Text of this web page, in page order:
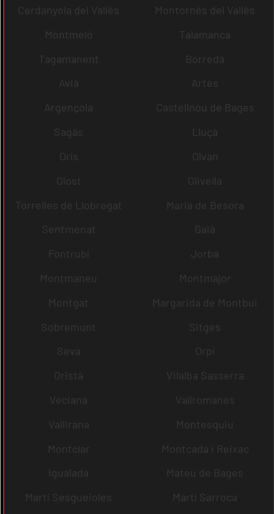
Cerdanyola del Vallès
Montornès del Vallès
Montmeló
Talamanca
Tagamanent
Borredà
Avià
Artés
Argençola
Castellnou de Bages
Sagàs
Lluçà
Orís
Olvan
Olost
Olivella
Torrelles de Llobregat
Maria de Besora
Sentmenat
Gaià
Fontrubí
Jorba
Montmaneu
Montmajor
Montgat
Margarida de Montbui
Sobremunt
Sitges
Seva
Orpí
Oristà
Vilalba Sasserra
Veciana
Vallromanes
Vallirana
Montesquiu
Montclar
Montcada i Reixac
Igualada
Mateu de Bages
Martí Sesgueioles
Martí Sarroca